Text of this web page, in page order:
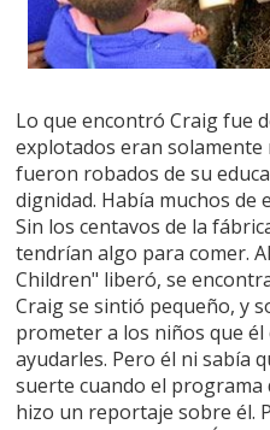
Lo que encontró Craig fue
explotados eran
fueron robados de su
dignidad. Había muchos de
Sin los centavos de la
tendrían algo para comer.
Children" liberó, se
Craig se sintió pequeño, y
prometer a los niños que
ayudarles. Pero él ni sabía
suerte cuando el programa
hizo un reportaje sobre él.